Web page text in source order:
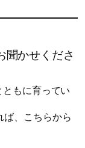
聞かせくださ
もに育ってい
、こちらから